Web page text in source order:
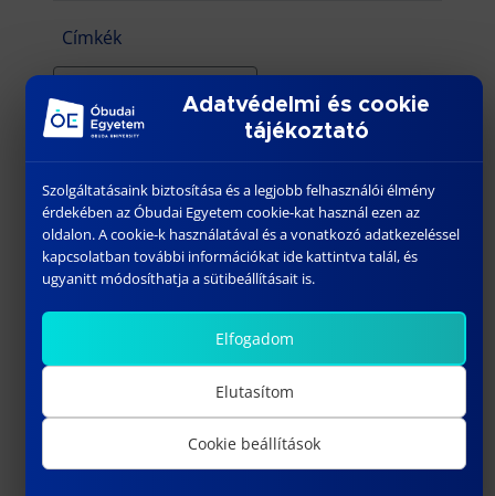
Címkék
További híreink
Adatvédelmi és cookie
tájékoztató
Szolgáltatásaink biztosítása és a legjobb felhasználói élmény
érdekében az Óbudai Egyetem cookie-kat használ ezen az
oldalon. A cookie-k használatával és a vonatkozó adatkezeléssel
kapcsolatban további információkat ide kattintva talál, és
ugyanitt módosíthatja a sütibeállításait is.
Elfogadom
Elutasítom
Cookie beállítások